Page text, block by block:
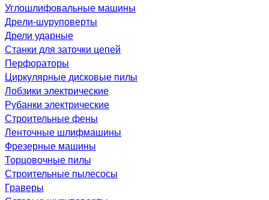
Углошлифовальные машины
Дре­ли-шу­рупо­вер­ты
Дрели ударные
Станки для заточки цепей
Перфораторы
Циркулярные дисковые пилы
Лобзики электрические
Рубанки электрические
Строительные фены
Ленточные шлифмашины
Фрезерные машины
Торцовочные пилы
Строительные пылесосы
Граверы